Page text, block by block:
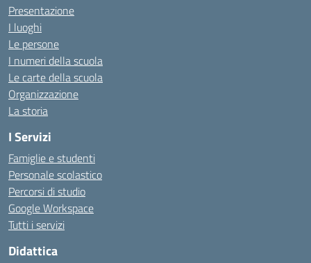
Presentazione
I luoghi
Le persone
I numeri della scuola
Le carte della scuola
Organizzazione
La storia
I Servizi
Famiglie e studenti
Personale scolastico
Percorsi di studio
Google Workspace
Tutti i servizi
Didattica